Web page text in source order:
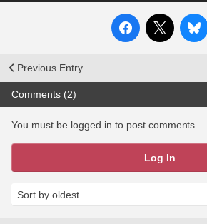
Previous Entry
Comments (2)
You must be logged in to post comments.
Log In